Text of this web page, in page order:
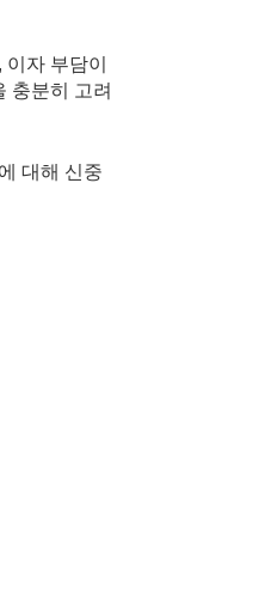
자 부담이
충분히 고려
대해 신중